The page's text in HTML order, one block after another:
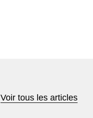
Voir tous les articles